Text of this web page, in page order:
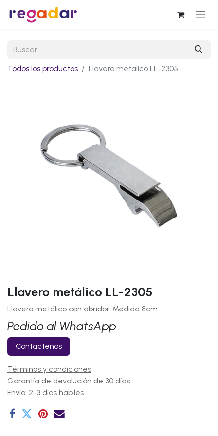
Todos los productos Llavero metálico LL-2305
Llavero metálico LL-2305
Llavero metálico con abridor. Medida 8cm
Pedido al WhatsApp
Contactenos
Términos y condiciones
Garantía de devolución de 30 días
Envío: 2-3 días hábiles